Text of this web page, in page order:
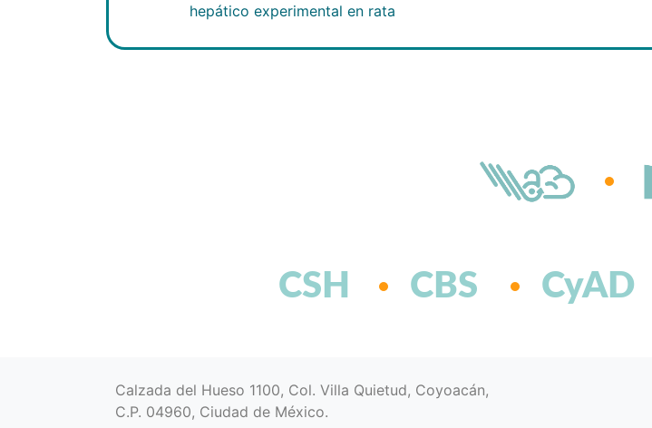
hepático experimental en rata
CSH CBS CyAD
Calzada del Hueso 1100, Col. Villa Quietud, Coyoacán,
C.P. 04960, Ciudad de México.